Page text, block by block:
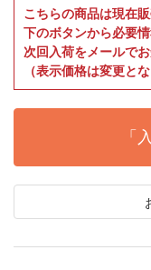
こちらの商品は現在
下のボタンから必要
次回入荷をメールで
（表示価格は変更と
「